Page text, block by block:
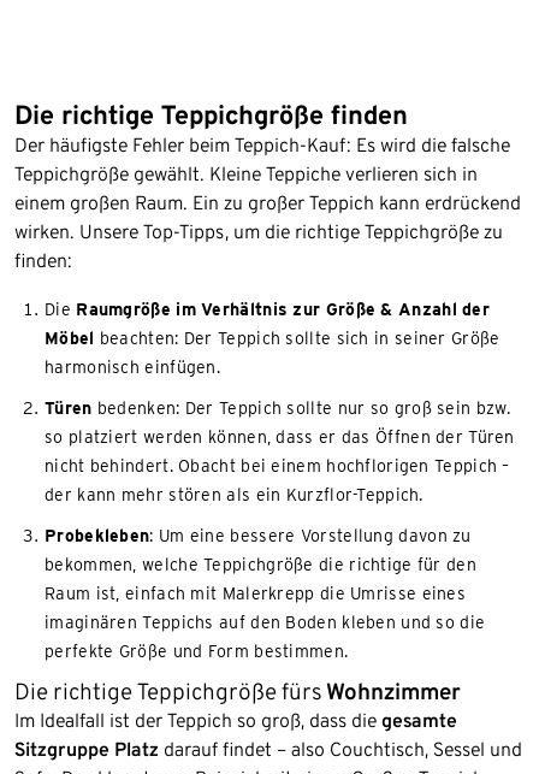
Die richtige Teppichgröße finden
Der häufigste Fehler beim Teppich-Kauf: Es wird die falsche
Teppichgröße gewählt. Kleine Teppiche verlieren sich in
einem großen Raum. Ein zu großer Teppich kann erdrückend
wirken. Unsere Top-Tipps, um die richtige Teppichgröße zu
finden:
Die Raumgröße im Verhältnis zur Größe & Anzahl der
Möbel beachten: Der Teppich sollte sich in seiner Größe
harmonisch einfügen.
Türen bedenken: Der Teppich sollte nur so groß sein bzw.
so platziert werden können, dass er das Öffnen der Türen
nicht behindert. Obacht bei einem hochflorigen Teppich –
der kann mehr stören als ein Kurzflor-Teppich.
Probekleben: Um eine bessere Vorstellung davon zu
bekommen, welche Teppichgröße die richtige für den
Raum ist, einfach mit Malerkrepp die Umrisse eines
imaginären Teppichs auf den Boden kleben und so die
perfekte Größe und Form bestimmen.
Die richtige Teppichgröße fürsWohnzimmer
Im Idealfall ist der Teppich so groß, dass die gesamte
Sitzgruppe Platz darauf findet – also Couchtisch, Sessel und